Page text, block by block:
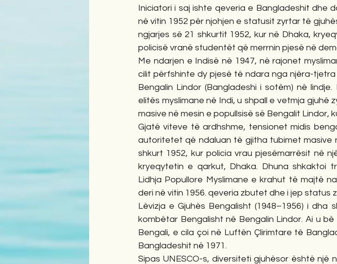
Iniciatori i saj ishte qeveria e Bangladeshit dhe
në vitin 1952 për njohjen e statusit zyrtar të
ngjarjes së 21 shkurtit 1952, kur në Dhaka,
policisë vranë studentët që merrnin pjesë në
Me ndarjen e Indisë në 1947, në rajonet
cilit përfshinte dy pjesë të ndara nga njëra-
Bengalin Lindor (Bangladeshi i sotëm) në
elitës myslimane në Indi, u shpall e vetmja
masive në mesin e popullsisë së Bengalit Lindor,
Gjatë viteve të ardhshme, tensionet midis
autoritetet që ndaluan të gjitha tubimet masive
shkurt 1952, kur policia vrau pjesëmarrësit në
kryeqytetin e qarkut, Dhaka. Dhuna shkaktoi
Lidhja Popullore Myslimane e krahut të majtë
deri në vitin 1956. qeveria zbutet dhe i jep status
Lëvizja e Gjuhës Bengalisht (1948–1956) i
kombëtar Bengalisht në Bengalin Lindor. Ai u
Bengali, e cila çoi në Luftën Çlirimtare të
Bangladeshit në 1971.
Sipas UNESCO-s, diversiteti gjuhësor është